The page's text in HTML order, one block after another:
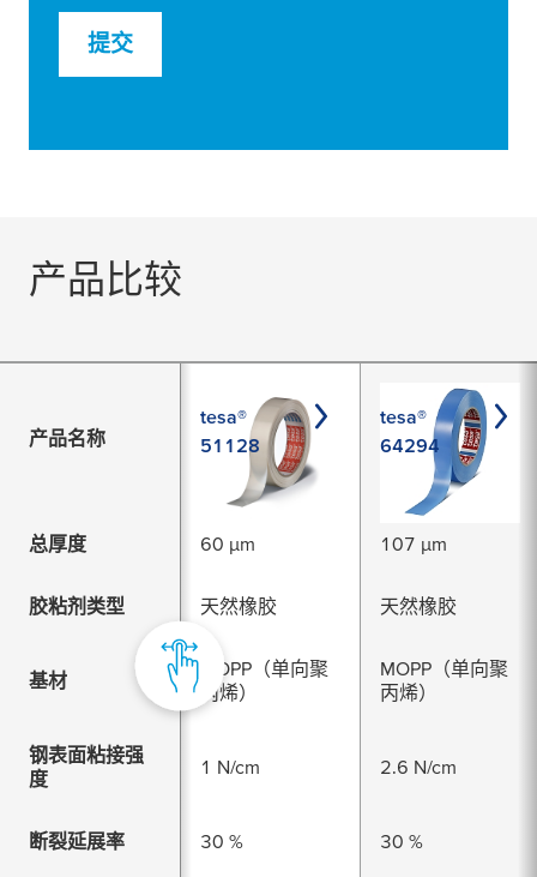
提交
产品比较
产品名称
tesa®
51128
tesa®
64294
总厚度 60 µm 107 µm
胶粘剂类型 天然橡胶 天然橡胶
基材
MOPP（单向聚
丙烯）
MOPP（单向聚
丙烯）
钢表面粘接强
度
1 N/cm 2.6 N/cm
断裂延展率 30 % 30 %